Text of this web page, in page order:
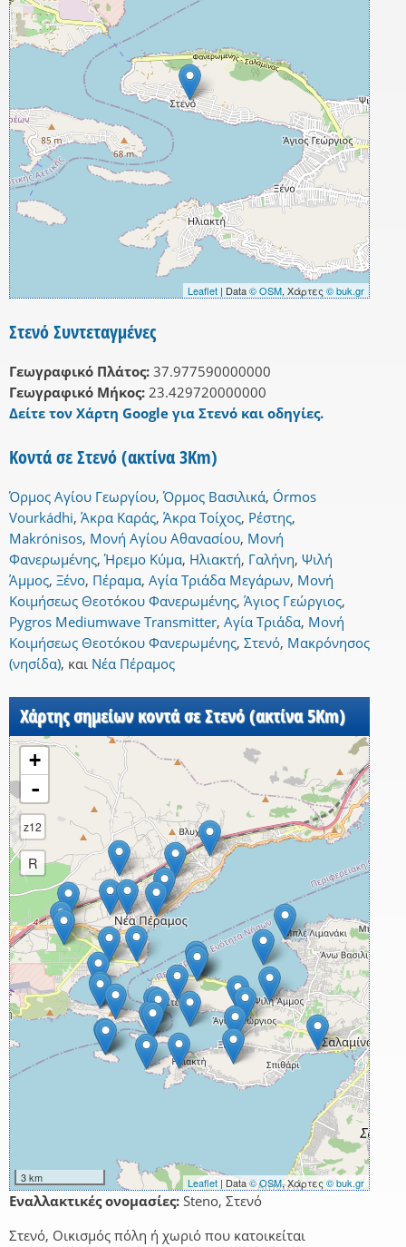
Leaflet | Data© OSM, Χάρτες © buk.gr
Στενό Συντεταγμένες
Γεωγραφικό Πλάτος: 37.977590000000
Γεωγραφικό Μήκος: 23.429720000000
Δείτε τον Χάρτη Google για Στενό και οδηγίες.
Κοντά σε Στενό (ακτίνα 3Km)
Όρμος Αγίου Γεωργίου,Όρμος Βασιλικά, Órmos
Vourkádhi, Άκρα Καράς, Άκρα Τοίχος, Ρέστης,
Makrónisos, Μονή Αγίου Αθανασίου, Μονή
Φανερωμένης,Ήρεμο Κύμα, Ηλιακτή, Γαλήνη, Ψιλή
Άμμος, Ξένο, Πέραμα, Αγία Τριάδα Μεγάρων, Μονή
Κοιμήσεως Θεοτόκου Φανερωμένης, Άγιος Γεώργιος,
Pygros Mediumwave Transmitter, Αγία Τριάδα, Μονή
Κοιμήσεως Θεοτόκου Φανερωμένης, Στενό, Μακρόνησος
(νησίδα), και Νέα Πέραμος
Χάρτης σημείων κοντά σε Στενό (ακτίνα 5Km)
+
-
z12
R
3 km Leaflet | Data© OSM, Χάρτες© buk.gr
Εναλλακτικές ονομασίες: Steno, Στενό
Στενό, Οικισμός πόλη ή χωριό που κατοικείται